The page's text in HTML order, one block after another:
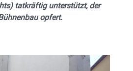
tatkräftig unterstützt, der
opfert.